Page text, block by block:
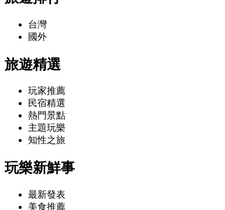
台灣
國外
旅遊精選
玩家推薦
民宿精選
熱門景點
主題玩樂
知性之旅
玩樂新鮮事
最新發表
美食推薦